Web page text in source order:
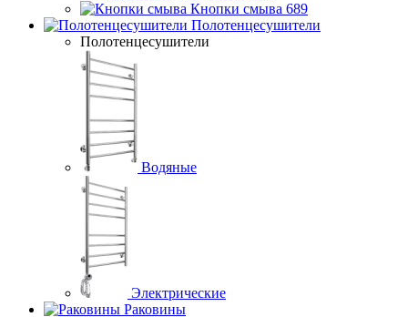
Кнопки смыва 689
Полотенцесушители
Полотенцесушители
Водяные
Электрические
Раковины